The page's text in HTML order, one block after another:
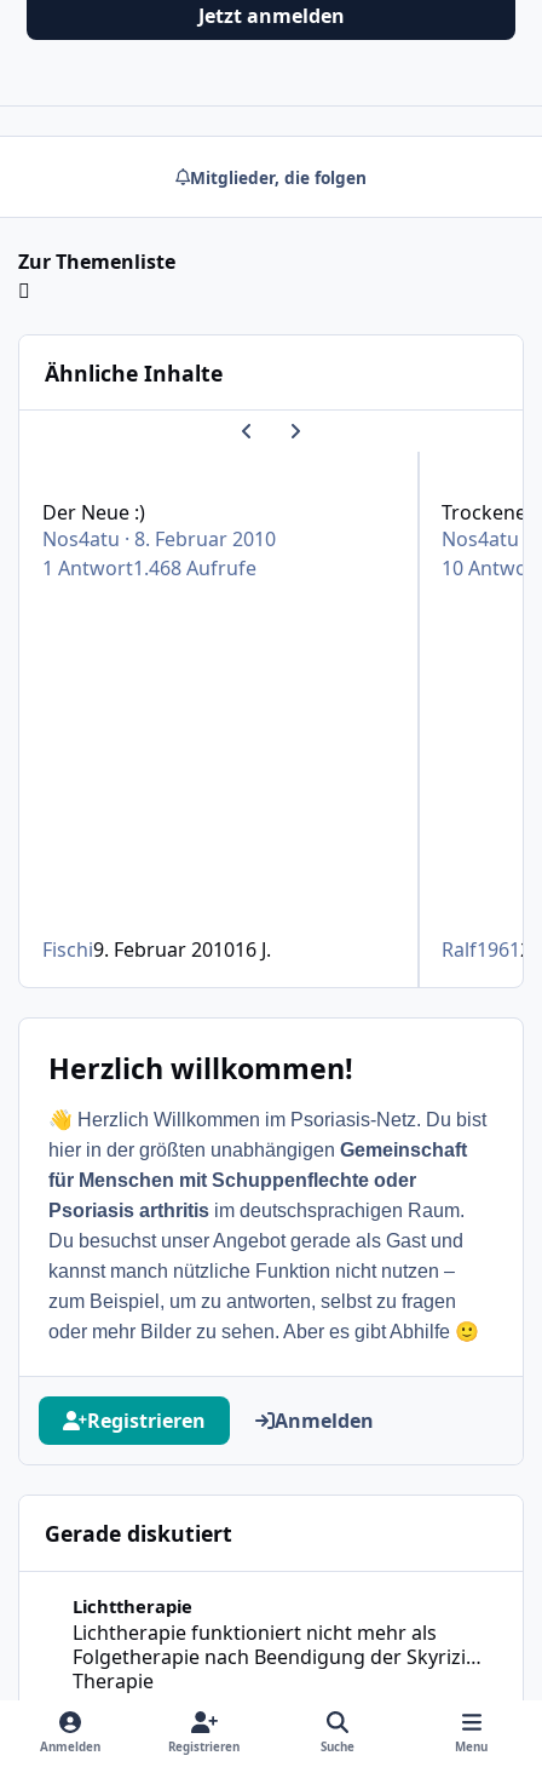
Jetzt anmelden
Mitglieder, die folgen
Zur Themenliste
Ähnliche Inhalte
Vorherige Karussell-Folie
Nächste Karussell-Folie
Der Neue :)
Nos4atu ·8. Februar 2010
1 Antwort1.468Aufrufe
Fischi9. Februar 201016 J.
Trockene
Nos4atu
10
Ralf1961
Herzlich willkommen!
👋 Herzlich Willkommen im Psoriasis-Netz. Du bist
hier in der größten unabhängigen Gemeinschaft
für Menschen mit Schuppenflechte oder
Psoriasis arthritis im deutschsprachigen Raum.
Du besuchst unser Angebot gerade als Gast und
kannst manch nützliche Funktion nicht nutzen –
zum Beispiel, um zu antworten, selbst zu fragen
oder mehr Bilder zu sehen. Aber es gibt Abhilfe 🙂
Registrieren Anmelden
Gerade diskutiert
Lichttherapie
Lichtherapie funktioniert nicht mehr als
Folgetherapie nach Beendigung der Skyrizi
Therapie
Evelinchen
Anmelden Registrieren Suche Menu